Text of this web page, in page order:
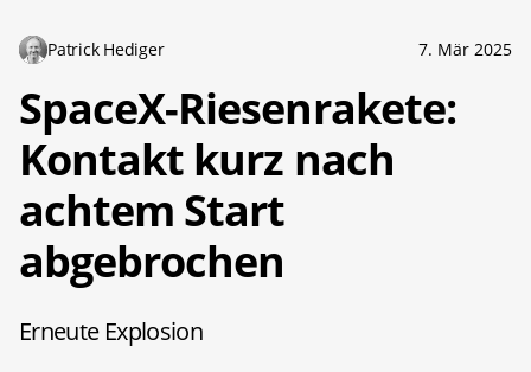
Patrick Hediger 7. Mär 2025
SpaceX-Riesenrakete:
Kontakt kurz nach
achtem Start
abgebrochen
Erneute Explosion